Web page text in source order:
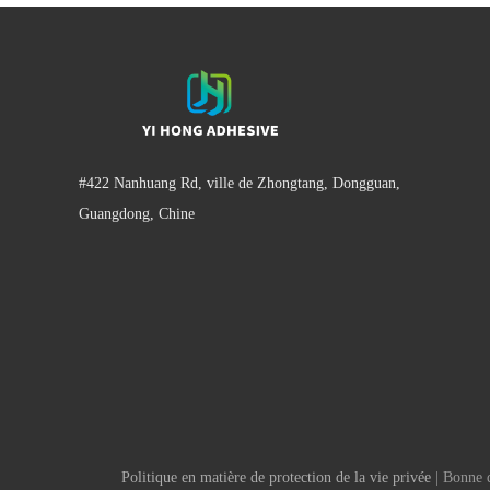
#422 Nanhuang Rd, ville de Zhongtang, Dongguan,
Guangdong, Chine
Politique en matière de protection de la vie privée| Bonne